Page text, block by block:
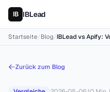
IBLead
Startseite/Blog/IBLead vs Apify:
Zurück zum Blog